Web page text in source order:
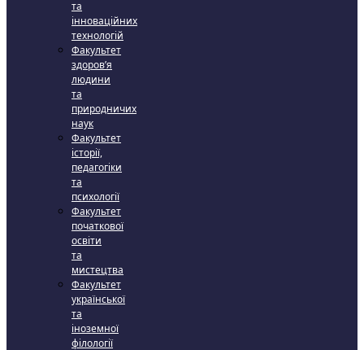
та
інноваційних
технологій
Факультет
здоров’я
людини
та
природничих
наук
Факультет
історії,
педагогіки
та
психології
Факультет
початкової
освіти
та
мистецтва
Факультет
української
та
іноземної
філології